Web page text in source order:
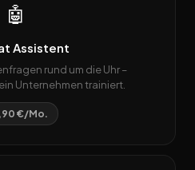
🤖
Assistent
rund um die Uhr –
Unternehmen trainiert.
€/Mo.